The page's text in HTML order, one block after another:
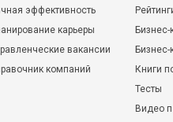
эффективность
карьеры
вакансии
компаний
Бизнес-
Книги
Тесты
Видео